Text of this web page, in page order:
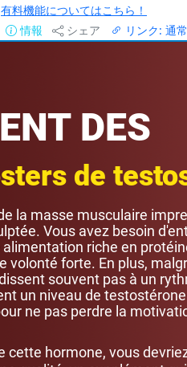
有料機能についてはこちら！
情報
シェア リンク: 通常